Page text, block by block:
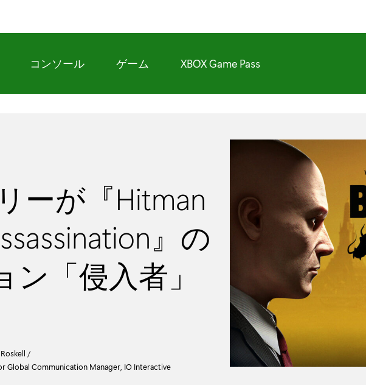
コンソール ゲーム XBOX Game Pass
ーが『Hitman
』の
「侵入者」
Roskell /
Global Communication Manager, IO Interactive